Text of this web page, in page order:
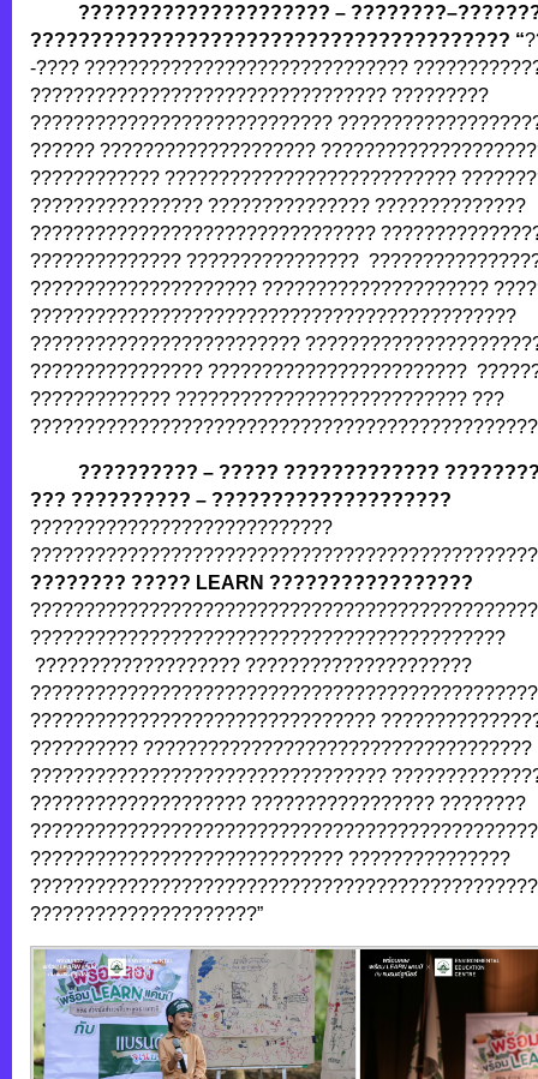
????????????????????? –
???????????????????????????????????????? “
-???? ??????????????????????????????
????????????????????????????????? ?????????
????????????????????????????
?????? ????????????????????
???????????? ???????????????????????????
???????????????? ??????????????? ??????????????
????????????????????????????????
?????????????? ????????????????
????????????????????? ?????????????????????
?????????????????????????????????????????????
?????????????????????????
???????????????? ????????????????????????
????????????? ??????????????????????????? ???
?????????? – ????? ?????????????
??? ?????????? – ????????????????????
????????????????????????????
???????? ????? LEARN ?????????????????
????????????????????????????????????????????
??????????????????? ?????????????????????
????????????????????????????????
?????????? ????????????????????????????????????
?????????????????????????????????
???????????????????? ????????????????? ????????
????????????????????????????? ???????????????
?????????????????????”